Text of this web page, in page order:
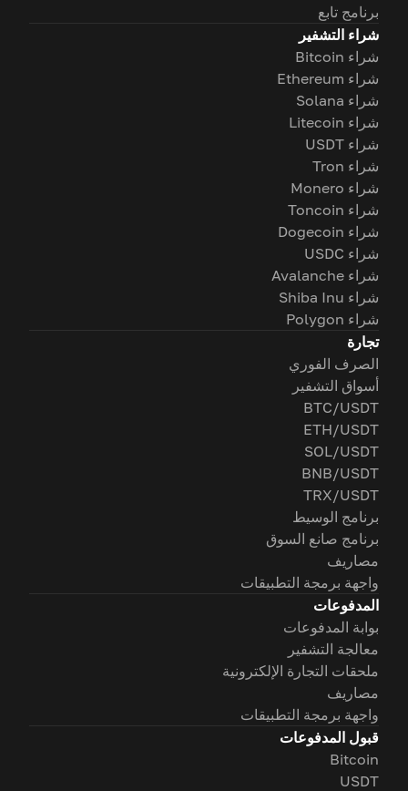
برنامج تابع
شراء التشفير
شراء Bitcoin
شراء Ethereum
شراء Solana
شراء Litecoin
شراء USDT
شراء Tron
شراء Monero
شراء Toncoin
شراء Dogecoin
شراء USDC
شراء Avalanche
شراء Shiba Inu
شراء Polygon
تجارة
الصرف الفوري
أسواق التشفير
BTC/USDT
ETH/USDT
SOL/USDT
BNB/USDT
TRX/USDT
برنامج الوسيط
برنامج صانع السوق
مصاريف
واجهة برمجة التطبيقات
المدفوعات
بوابة المدفوعات
معالجة التشفير
ملحقات التجارة الإلكترونية
مصاريف
واجهة برمجة التطبيقات
قبول المدفوعات
Bitcoin
USDT